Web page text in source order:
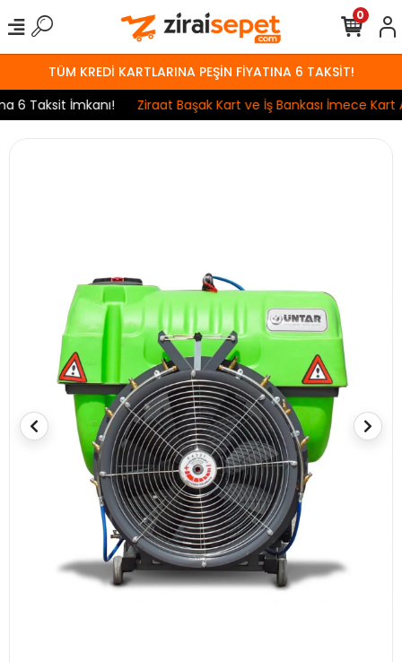
TÜM KREDİ KARTLARINA PEŞİN FİYATINA 6 TAKSİT!
Taksit İmkanı!
Ziraat Başak Kart ve İş Bankası İmece Kart
0